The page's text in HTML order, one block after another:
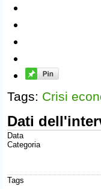
Tags: Crisi
Dati
Data
Categoria
Tags